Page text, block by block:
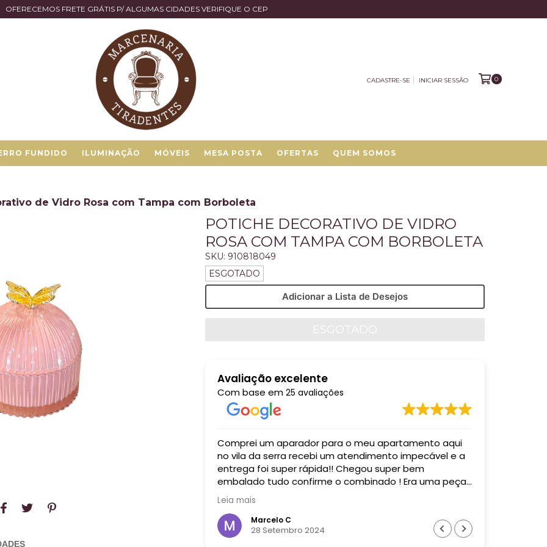
OFERECEMOS FRETE GRÁTIS P/ ALGUMAS CIDADES VERIFIQUE O CEP
CADASTRE-SE INICIAR SESSÃO 0
FUNDIDO ILUMINAÇÃO MÓVEIS MESA POSTA OFERTAS QUEM SOMOS
de Vidro Rosa com Tampa com Borboleta
POTICHE DECORATIVO DE VIDRO
ROSA COM TAMPA COM BORBOLETA
SKU: 910818049
ESGOTADO
Adicionar a Lista de Desejos
Avaliação excelente
Com base em25 avaliações
Comprei um aparador para o meu apartamento aqui
no vila da serra recebi um atendimento impecável e a
entrega foi super rápida!! Chegou super bem
embalado tudo confirme o combinado ! Era uma peça
bem grande! Recomendo muito essa empresa! Valeu
cada centavo !
Leia mais
Marcelo C
28 Setembro 2024